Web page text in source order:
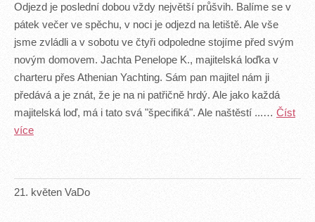
21 . květen VaDo
Odjezd je poslední dobou vždy největší průšvih. Balíme se v
pátek večer ve spěchu, v noci je odjezd na letiště. Ale vše
jsme zvládli a v sobotu ve čtyři odpoledne stojíme před svým
novým domovem. Jachta Penelope K., majitelská loďka v
charteru přes Athenian Yachting. Sám pan majitel nám ji
předává a je znát, že je na ni patřičně hrdý. Ale jako každá
majitelská loď, má i tato svá "špecifiká". Ale naštěstí ...… Číst
více